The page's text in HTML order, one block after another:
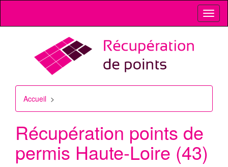
Accueil >
Récupération points de
permis Haute-Loire (43)